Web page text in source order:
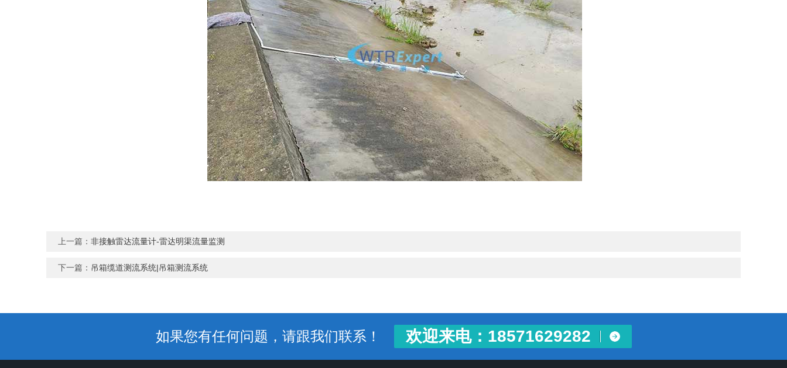
上一篇：非接触雷达流量计-雷达明渠流量监测
下一篇： 吊箱缆道测流系统|吊箱测流系统
如果您有任何问题，请跟我们联系！ 欢迎来电：18571629282